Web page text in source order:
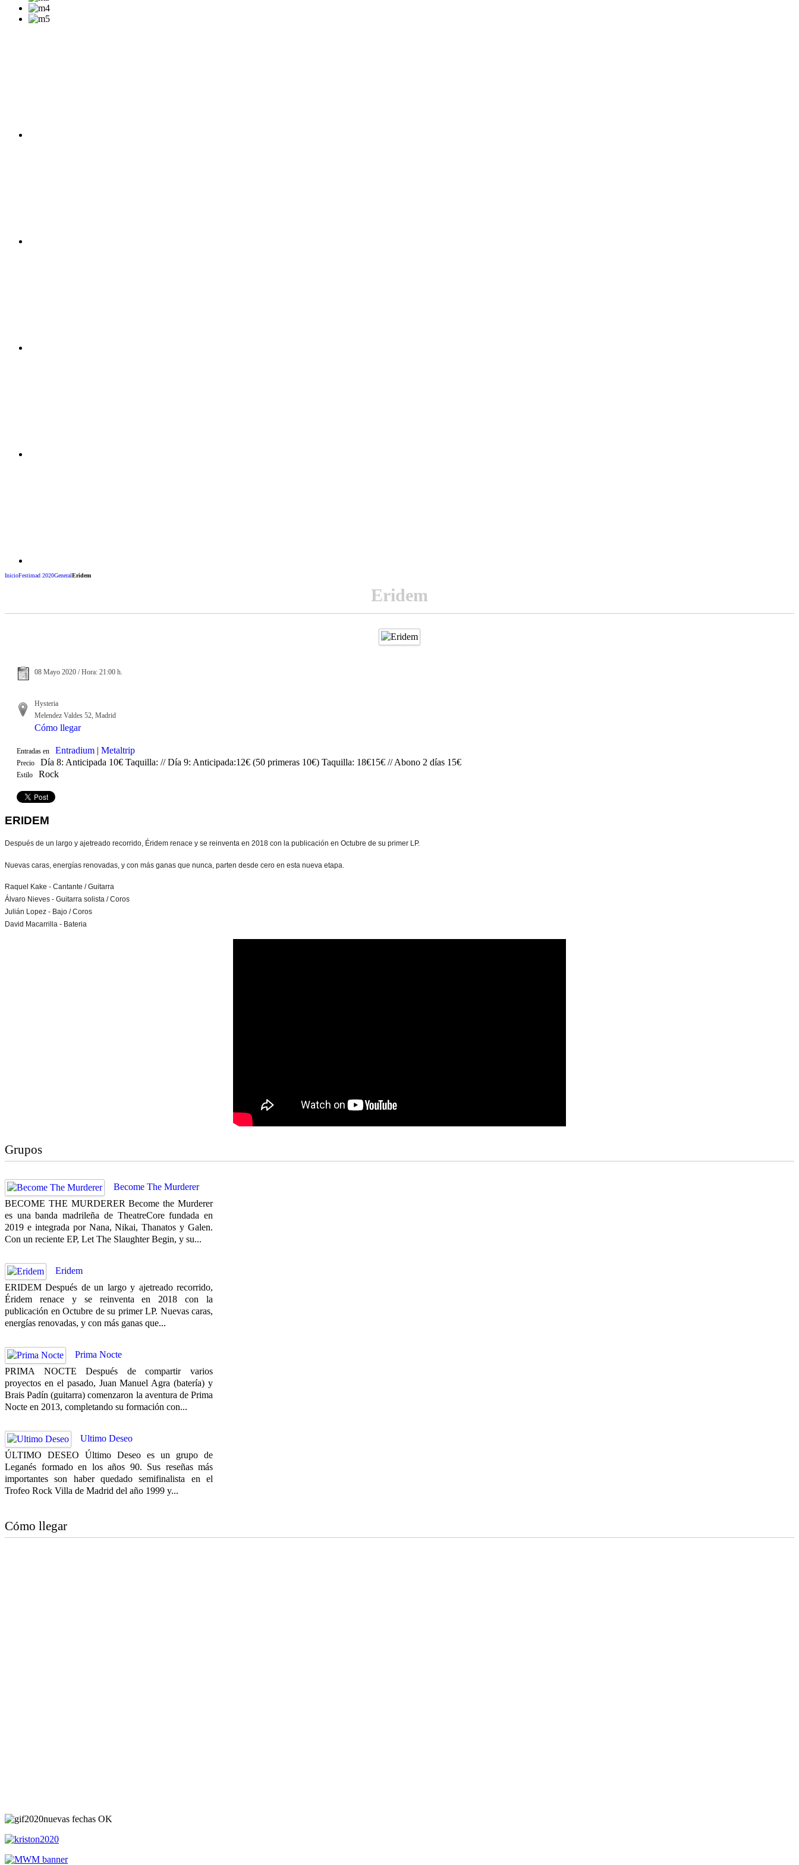
InicioFestimad 2020GeneralEridem
Eridem
08 Mayo 2020 / Hora: 21:00 h.
Hysteria
Melendez Valdes 52, Madrid
Cómo llegar
Entradas en Entradium | Metaltrip
Precio Día 8: Anticipada 10€ Taquilla: // Día 9: Anticipada:12€ (50 primeras 10€) Taquilla: 18€15€ // Abono 2 días 15€
Estilo Rock
ERIDEM
Después de un largo y ajetreado recorrido, Éridem renace y se reinventa en 2018 con la publicación en Octubre de su primer LP.
Nuevas caras, energías renovadas, y con más ganas que nunca, parten desde cero en esta nueva etapa.
Raquel Kake - Cantante / Guitarra
Álvaro Nieves - Guitarra solista / Coros
Julián Lopez - Bajo / Coros
David Macarrilla - Bateria
Grupos
Become The Murderer
BECOME THE MURDERER Become the Murderer
es una banda madrileña de TheatreCore fundada en
2019 e integrada por Nana, Nikai, Thanatos y Galen.
Con un reciente EP, Let The Slaughter Begin, y su...
Eridem
ERIDEM Después de un largo y ajetreado recorrido,
Éridem renace y se reinventa en 2018 con la
publicación en Octubre de su primer LP. Nuevas caras,
energías renovadas, y con más ganas que...
Prima Nocte
PRIMA NOCTE Después de compartir varios
proyectos en el pasado, Juan Manuel Agra (batería) y
Brais Padín (guitarra) comenzaron la aventura de Prima
Nocte en 2013, completando su formación con...
Ultimo Deseo
ÚLTIMO DESEO Último Deseo es un grupo de
Leganés formado en los años 90. Sus reseñas más
importantes son haber quedado semifinalista en el
Trofeo Rock Villa de Madrid del año 1999 y...
Cómo llegar